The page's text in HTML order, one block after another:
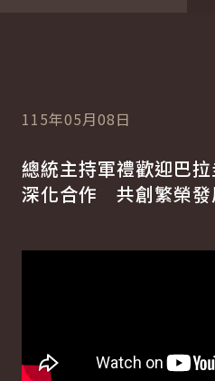
115年05月08日
總統主持軍禮歡迎巴
深化合作 共創繁榮發